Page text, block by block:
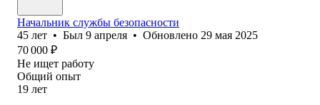
Начальник службы безопасности
45 лет • Был 9 апреля • Обновлено 29 мая 2025
70 000 ₽
Не ищет работу
Общий опыт
19 лет